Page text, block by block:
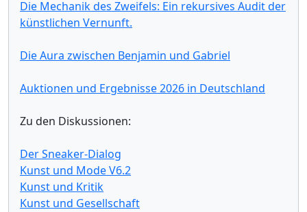
Die Mechanik des Zweifels: Ein rekursives Audit der
künstlichen Vernunft.
Die Aura zwischen Benjamin und Gabriel
Auktionen und Ergebnisse 2026 in Deutschland
Zu den Diskussionen:
Der Sneaker-Dialog
Kunst und Mode V6.2
Kunst und Kritik
Kunst und Gesellschaft